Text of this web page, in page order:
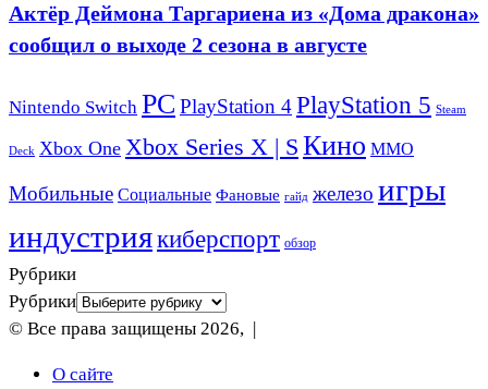
Актёр Деймона Таргариена из «Дома дракона»
сообщил о выходе 2 сезона в августе
Nintendo Switch PC PlayStation 4PlayStation 5 Steam
Deck Xbox One Xbox Series X | S Кино ММО
Мобильные Социальные Фановые гайд железо игры
индустриякиберспорт обзор
Рубрики
Рубрики
© Все права защищены 2026, |
О сайте